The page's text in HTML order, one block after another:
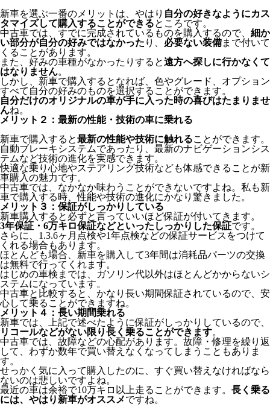
新車を選ぶ一番のメリットは、やはり 自分の好きなようにカス
タマイズして購入することができるところです。
中古車では、すでに完成されているものを購入するので、 細か
い部分が自分の好みではなかった り、 必要ない装備まで付いて
くることがあります。
また、好みの車種がなかったりすると遠方へ探しに行かなくて
はなりません。
しかし、新車で購入するとなれば、色やグレード、オプション
すべて自分の好みのものを選択することができます。
自分だけのオリジナルの車が手に入った時の喜びはたまりませ
んね。
メリット２：最新の性能・技術の車に乗れる
新車で購入すると最新の性能や技術に触れることができます。
自動ブレーキシステムであったり、最新のナビゲーションシス
テムなど技術の進化を実感できます。
快適な乗り心地やステアリング技術なども体感できることが新
車購入の魅力です。
中古車では、なかなか味わうことができないですよね。私も新
車で購入する時、性能や技術の進化にかなり驚きました。
メリット３：保証がしっかりしている
新車購入すると必ずと言っていいほど保証が付いてきます。
3年保証・6万キロ保証などといったしっかりした保証です。
さらに、1.3.6ヶ月点検や1年点検などの保証サービスをつけて
くれる場合もあります。
ほとんども場合、新車を購入して3年間は消耗品パーツの交換
は無料で行ってくれます。
はじめの車検までは、ガソリン代以外はほとんどかからないシ
ステムになっています。
中古車と比較すると、かなり長い期間保証されているので、安
心して乗ることができますね。
メリット４：長い期間乗れる
新車では、上記で述べたように保証がしっかりしているので、
リコールなどがない限り長く乗ることができます。
中古車では、故障などの心配があります。故障・修理を繰り返
して、わずか数年で買い替えなくなってしまうこともありま
す。
せっかく気に入って購入したのに、すぐ買い替えなければなら
ないのは悲しいですよね。
最近の車は余裕で10万キロ以上走ることができます。 長く乗る
には、やはり新車がオススメですね。